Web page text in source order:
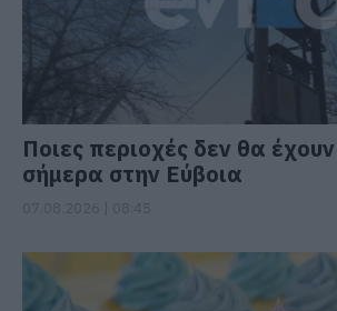
Ποιες περιοχές δεν θα
σήμερα στην Εύβοια